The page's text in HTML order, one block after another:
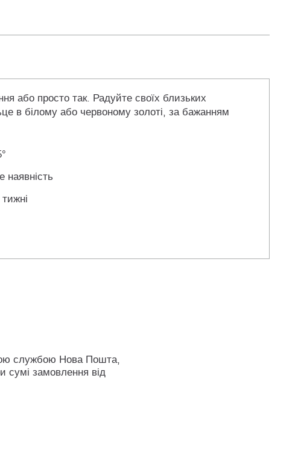
або просто так. Радуйте своїх близьких
в білому або червоному золоті, за бажанням
наявність
службою Нова Пошта,
сумі замовлення від